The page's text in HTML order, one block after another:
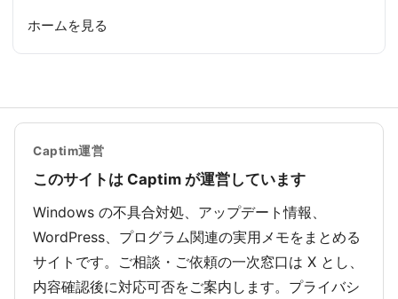
ホームを見る
Captim運営
このサイトは Captim が運営しています
Windows の不具合対処、アップデート情報、
WordPress、プログラム関連の実用メモをまとめる
サイトです。ご相談・ご依頼の一次窓口は X とし、
内容確認後に対応可否をご案内します。プライバシ